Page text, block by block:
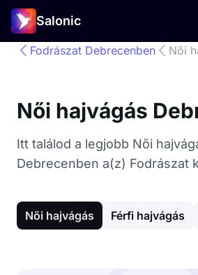
Salonic
Fodrászat Debrecenben Női
Női hajvágás
Itt találod a legjobb Női
Debrecenben a(z) Fodrászat
Női hajvágás Férfi hajvágás